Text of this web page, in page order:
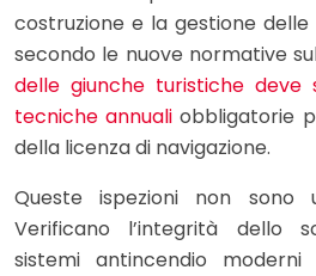
costruzione e la gestione
secondo le nuove normative
delle giunche turistiche deve
tecniche annuali obbligatorie
della licenza di navigazione.
Queste ispezioni non sono
Verificano l’integrità dello
sistemi antincendio